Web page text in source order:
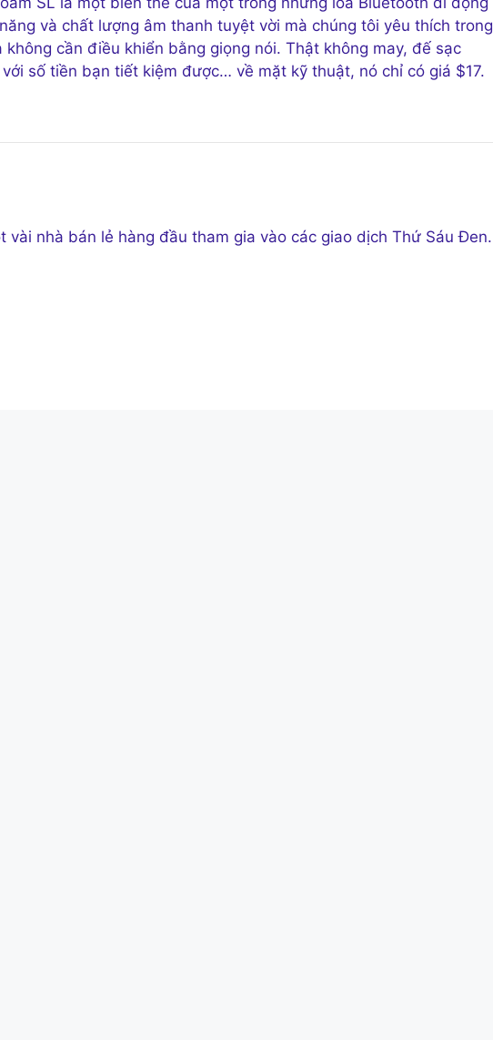
và chất lượng âm thanh tuyệt vời mà chúng tôi yêu thích trong
cần điều khiển bằng giọng nói. Thật không may, đế sạc
số tiền bạn tiết kiệm được… về mặt kỹ thuật, nó chỉ có giá $17.
nhà bán lẻ hàng đầu tham gia vào các giao dịch Thứ Sáu Đen.